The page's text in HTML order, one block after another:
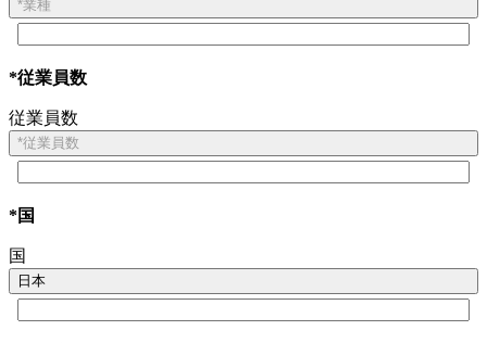
*業種
*従業員数
従業員数
*従業員数
*国
国
日本